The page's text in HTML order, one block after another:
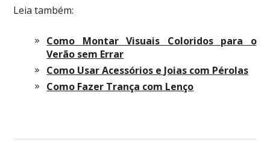
Leia também:
Como Montar Visuais Coloridos para o
Verão sem Errar
Como Usar Acessórios e Joias com Pérolas
Como Fazer Trança com Lenço